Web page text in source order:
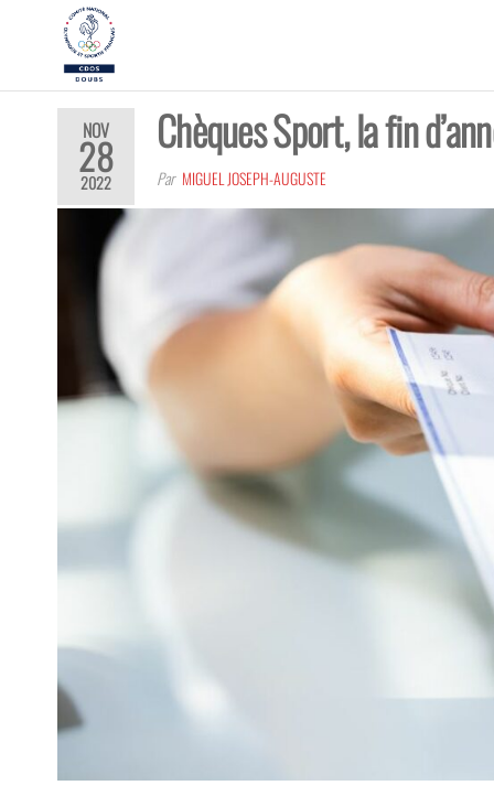
valoriser les
olympiques
et sportives
NOV
28
2022
Chèques Sport, la fin
Par MIGUEL JOSEPH-AUGUSTE